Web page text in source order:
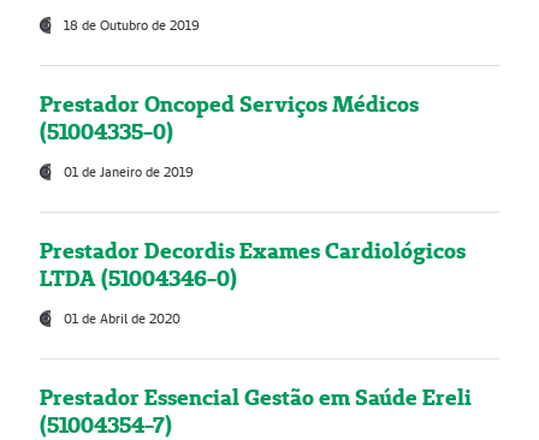
18 de Outubro de 2019
Prestador Oncoped Serviços Médicos
(51004335-0)
01 de Janeiro de 2019
Prestador Decordis Exames Cardiológicos
LTDA (51004346-0)
01 de Abril de 2020
Prestador Essencial Gestão em Saúde Ereli
(51004354-7)